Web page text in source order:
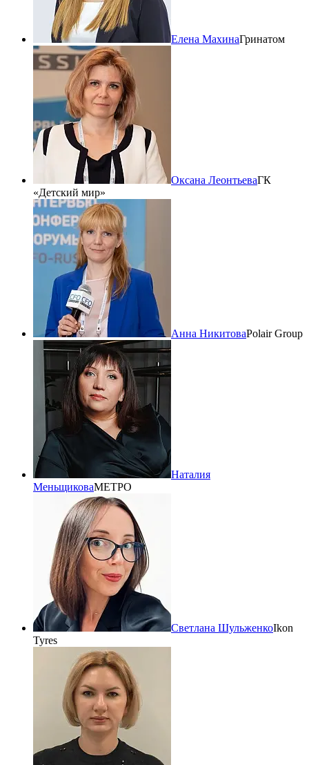
Елена МахинаГринатом
Оксана ЛеонтьеваГК
«Детский мир»
Анна НикитоваPolair Group
Наталия
МеньщиковаМЕТРО
Светлана ШульженкоIkon
Tyres